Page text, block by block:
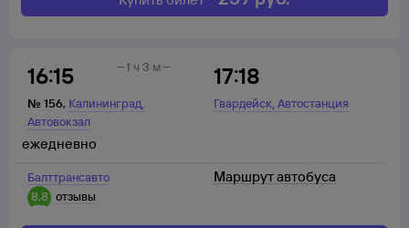
16:15
№ 156, Калининград,
Автовокзал
17:18
Гвардейск,Автостанция
1 ч 3 м
Балттрансавто
8,8 отзывы
ежедневно
Маршрут автобуса